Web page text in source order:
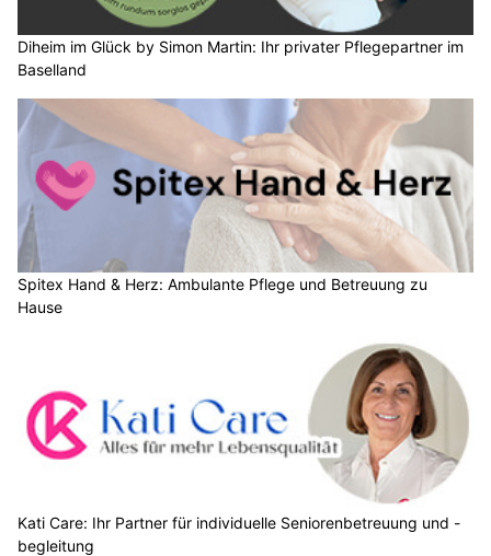
Diheim im Glück by Simon Martin: Ihr privater Pflegepartner im
Baselland
Spitex Hand & Herz: Ambulante Pflege und Betreuung zu
Hause
Kati Care: Ihr Partner für individuelle Seniorenbetreuung und -
begleitung